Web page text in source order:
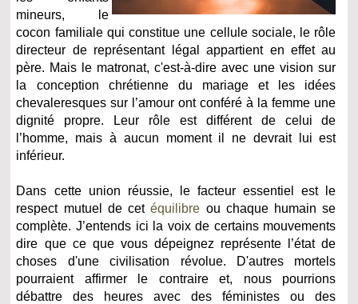
mineurs, le
cocon familiale qui constitue une cellule sociale, le rôle
directeur de représentant légal appartient en effet au
père. Mais le matronat, c'est-à-dire avec une vision sur
la conception chrétienne du mariage et les idées
chevaleresques sur l’amour ont conféré à la femme une
dignité propre. Leur rôle est différent de celui de
l’homme, mais à aucun moment il ne devrait lui est
inférieur.
Dans cette union réussie, le facteur essentiel est le
respect mutuel de cetéquilibre ou chaque humain se
complète. J’entends ici la voix de certains mouvements
dire que ce que vous dépeignez représente l’état de
choses d'une civilisation révolue. D'autres mortels
pourraient affirmer le contraire et, nous pourrions
débattre des heures avec des féministes ou des